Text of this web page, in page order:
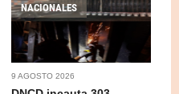
NACIONALES
9 AGOSTO 2026